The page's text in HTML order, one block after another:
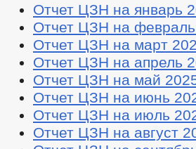
Отчет ЦЗН на январь
Отчет ЦЗН на февраль
Отчет ЦЗН на март
Отчет ЦЗН на апрель
Отчет ЦЗН на май 2025
Отчет ЦЗН на июнь
Отчет ЦЗН на июль
Отчет ЦЗН на август